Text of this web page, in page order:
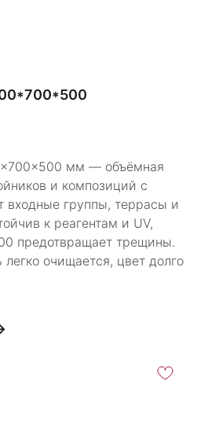
мм — объёмная
и композиций с
входные группы, террасы и
к реагентам и UV,
предотвращает трещины.
легко очищается, цвет долго